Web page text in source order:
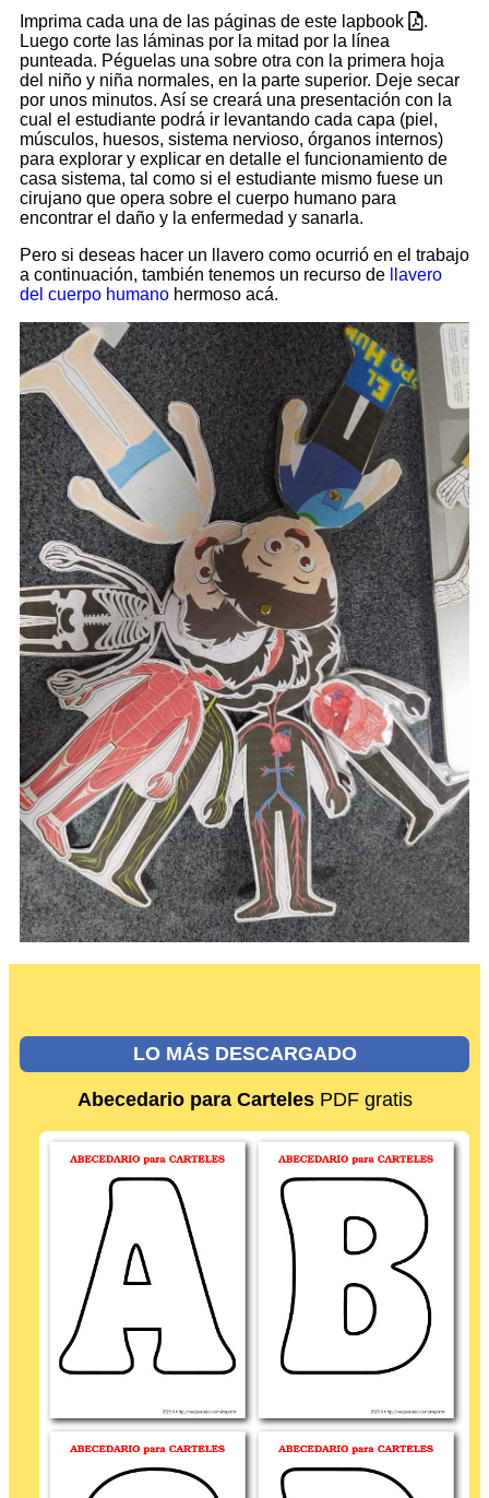
Imprima cada una de las páginas de este lapbook
.
Luego corte las láminas por la mitad por la línea
punteada. Péguelas una sobre otra con la primera hoja
del niño y niña normales, en la parte superior. Deje secar
por unos minutos. Así se creará una presentación con la
cual el estudiante podrá ir levantando cada capa (piel,
músculos, huesos, sistema nervioso, órganos internos)
para explorar y explicar en detalle el funcionamiento de
casa sistema, tal como si el estudiante mismo fuese un
cirujano que opera sobre el cuerpo humano para
encontrar el daño y la enfermedad y sanarla.
Pero si deseas hacer un llavero como ocurrió en el trabajo
a continuación, también tenemos un recurso de
llavero
del cuerpo humano hermoso acá.
LO MÁS DESCARGADO
Abecedario para CartelesPDF gratis